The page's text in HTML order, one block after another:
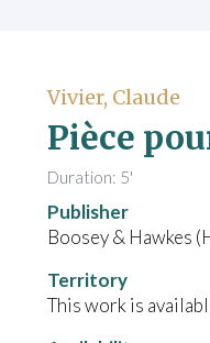
Vivier, Claude
Pièce
Duration: 5'
Publisher
Boosey & Hawkes
Territory
This work is